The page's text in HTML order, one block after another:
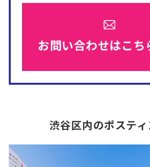
お問い合わせはこ
渋谷区内のポステ